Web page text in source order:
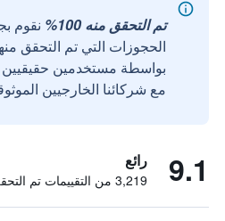
تم التحقق منه 100%
نقوم
الحجوزات التي تم التحقق
مع شركائنا الخارجيين
9.1 رائع
3,219 من التقييمات تم التحقق منها